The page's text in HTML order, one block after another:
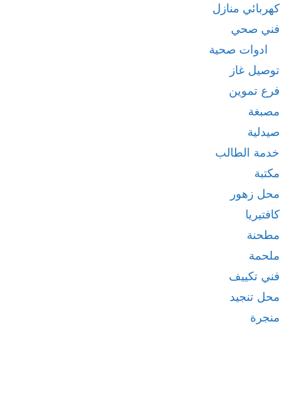
كهربائي منازل
فني صحي
ادوات صحية
توصيل غاز
فرع تموين
مصبغة
صيدلية
خدمة الطالب
مكتبة
محل زهور
كافتيريا
مطحنة
ملحمة
فني تكييف
محل تنجيد
منجرة